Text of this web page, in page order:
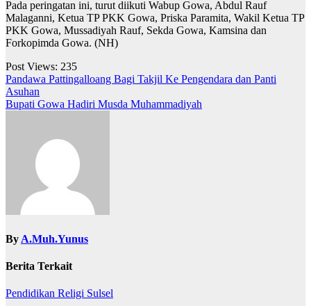
Pada peringatan ini, turut diikuti Wabup Gowa, Abdul Rauf
Malaganni, Ketua TP PKK Gowa, Priska Paramita, Wakil Ketua TP
PKK Gowa, Mussadiyah Rauf, Sekda Gowa, Kamsina dan
Forkopimda Gowa. (NH)
Post Views: 235
Navigasi
pos
Pandawa Pattingalloang Bagi Takjil Ke Pengendara dan Panti
Asuhan
Bupati Gowa Hadiri Musda Muhammadiyah
By A.Muh.Yunus
Berita Terkait
Pendidikan Religi Sulsel